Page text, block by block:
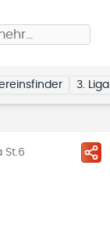
3. Liga
St.6